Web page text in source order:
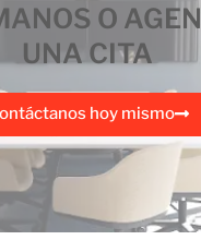
O
UNA CITA
hoy mismo